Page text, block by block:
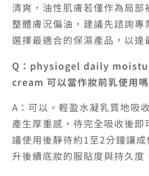
清爽，油性肌膚若僅作為局部
整體膚況偏油，建議先諮詢
選擇最適合的保濕產品，以達
Q：physiogel daily
cream 可以當作妝前乳使用嗎
A：可以。輕盈水凝乳質地吸
產生厚重感，待完全吸收後
議使用後靜待約1至2分鐘讓
升後續底妝的服貼度與持久度